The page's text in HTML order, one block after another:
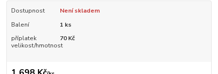
Dostupnost
Není skladem
Balení
1 ks
příplatek
velikost/hmotnost
70 Kč